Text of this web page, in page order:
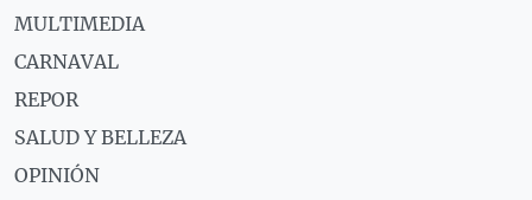
MULTIMEDIA
CARNAVAL
REPOR
SALUD Y BELLEZA
OPINIÓN